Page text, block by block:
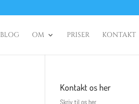
BLOG OM PRISER KONTAKT
Kontakt os her
Skriv til os her